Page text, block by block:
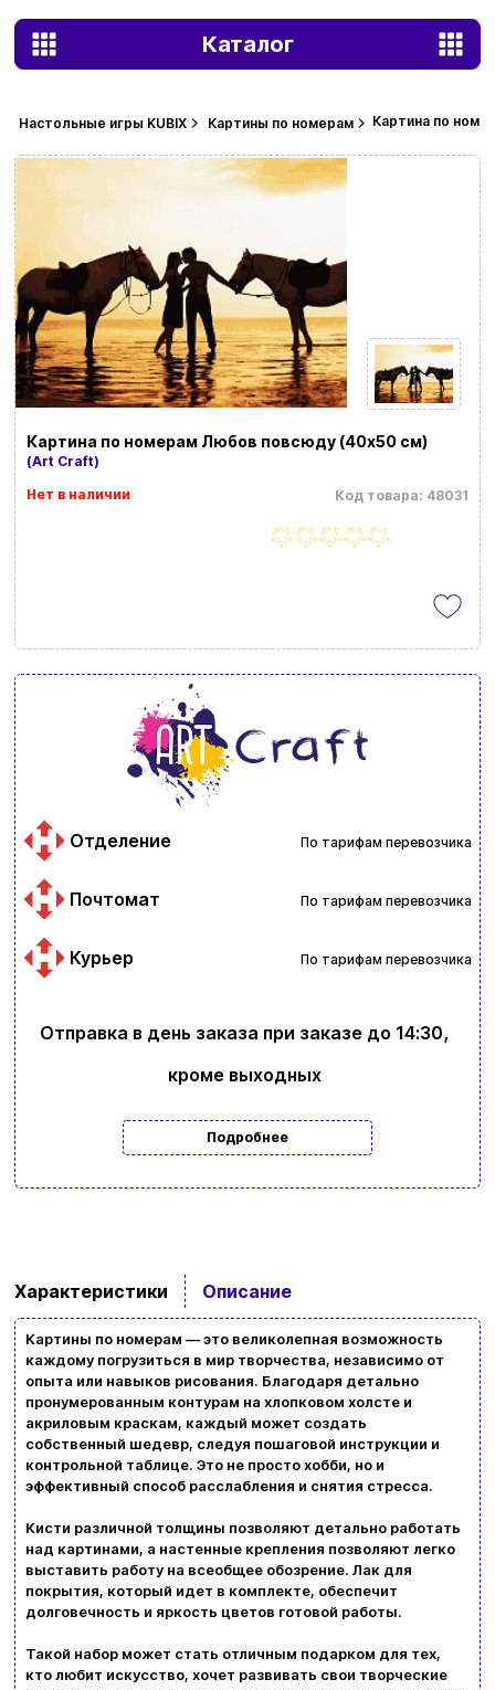
Каталог
Настольные игры KUBIX Картины по номерам Картина по
Картина по номерам Любов повсюду (40х50 см)
(Art Craft)
Код товара: 48031
Нет в наличии
Отделение По тарифам перевозчика
Почтомат По тарифам перевозчика
Курьер По тарифам перевозчика
Отправка в день заказа при заказе до 14:30,
кроме выходных
Подробнее
Характеристики Описание
Картины по номерам — это великолепная возможность
каждому погрузиться в мир творчества, независимо от
опыта или навыков рисования. Благодаря детально
пронумерованным контурам на хлопковом холсте и
акриловым краскам, каждый может создать
собственный шедевр, следуя пошаговой инструкции и
контрольной таблице. Это не просто хобби, но и
эффективный способ расслабления и снятия стресса.
Кисти различной толщины позволяют детально работать
над картинами, а настенные крепления позволяют легко
выставить работу на всеобщее обозрение. Лак для
покрытия, который идет в комплекте, обеспечит
долговечность и яркость цветов готовой работы.
Такой набор может стать отличным подарком для тех,
кто любит искусство, хочет развивать свои творческие
Ввойти Регистрация
Бренды
Доставка и оплата
Новости и статьи
Возврат и обмен товаров
Политика конфиденциальности
Контакты
Ваша корзина сейчас пуста
Просмотрите ассортимент нашего магазина и
вы обязательно найдете что-нибудь